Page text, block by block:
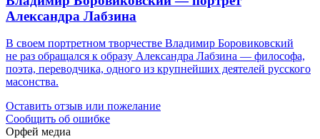
Александра Лабзина
В своем портретном творчестве Владимир Боровиковский
не раз обращался к образу Александра Лабзина — философа,
поэта, переводчика, одного из крупнейших деятелей русского
масонства.
Оставить отзыв или пожелание
Сообщить об ошибке
Орфей медиа